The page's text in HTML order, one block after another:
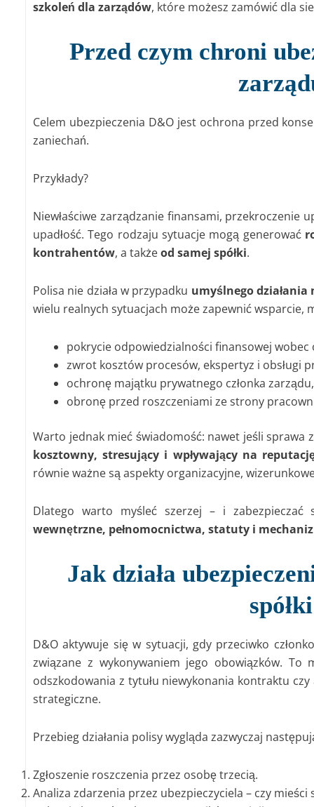
szkoleń dla zarządów, które możesz zamówić dla
Przed czym chroni
Celem ubezpieczenia D&O jest ochrona przed
zaniechań.
Przykłady?
Niewłaściwe zarządzanie finansami, przekroczenie
upadłość. Tego rodzaju sytuacje mogą generować
kontrahentów, a takżeod samej spółki.
Polisa nie działa w przypadku umyślnego działania
wielu realnych sytuacjach może zapewnić wsparcie,
pokrycie odpowiedzialności finansowej wobec
zwrot kosztów procesów, ekspertyz i obsługi
ochronę majątku prywatnego członka zarządu,
obronę przed roszczeniami ze strony
Warto jednak mieć świadomość: nawet jeśli sprawa
kosztowny, stresujący i wpływający na
równie ważne są aspekty organizacyjne,
Dlatego warto myśleć szerzej – i
wewnętrzne, pełnomocnictwa, statuty i
Jak działa
D&O aktywuje się w sytuacji, gdy przeciwko
związane z wykonywaniem jego obowiązków.
odszkodowania z tytułu niewykonania kontraktu
strategiczne.
Przebieg działania polisy wygląda zazwyczaj
Zgłoszenie roszczenia przez osobę trzecią.
Analiza zdarzenia przez ubezpieczyciela – czy mieści